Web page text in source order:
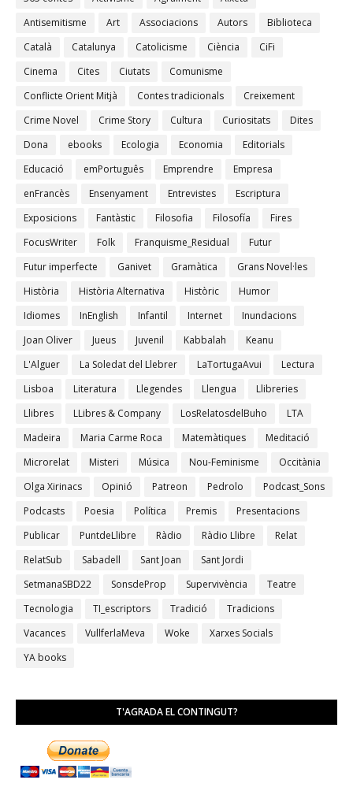
Antisemitisme
Art Associacions Autors
Biblioteca
Català
Catalunya Catolicisme Ciència
CiFi
Cinema
Cites Ciutats
Comunisme
Conflicte Orient Mitjà
Contes tradicionals
Creixement
Crime Novel
Crime Story Cultura Curiositats
Dites
Dona
ebooks Ecologia Economia
Editorials
Educació
emPortuguês Emprendre
Empresa
enFrancès
Ensenyament Entrevistes
Escriptura
Exposicions
Fantàstic Filosofia Filosofía
Fires
FocusWriter
Folk Franquisme_Residual
Futur
Futur imperfecte
Ganivet Gramàtica
Grans Novel·les
Història
Història Alternativa Històric
Humor
Idiomes
InEnglish Infantil Internet
Inundacions
Joan Oliver
Jueus Juvenil Kabbalah
Keanu
L'Alguer
La Soledat del Llebrer LaTortugaAvui
Lectura
Lisboa
Literatura Llegendes Llengua
Llibreries
Llibres
LLibres & Company LosRelatosdelBuho
LTA
Madeira
Maria Carme Roca Matemàtiques
Meditació
Microrelat
Misteri Música Nou-Feminisme
Occitània
Olga Xirinacs
Opinió Patreon Pedrolo
Podcast_Sons
Podcasts
Poesia Política Premis
Presentacions
Publicar
PuntdeLlibre Ràdio Ràdio Llibre
Relat
RelatSub
Sabadell Sant Joan
Sant Jordi
SetmanaSBD22
SonsdeProp Supervivència
Teatre
Tecnologia
TI_escriptors Tradició
Tradicions
Vacances
VullferlaMeva Woke
Xarxes Socials
YA books
T'AGRADA EL CONTINGUT?